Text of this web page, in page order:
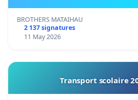
BROTHERS MATAIHAU
2 137 signatures
11 May 2026
Transport scolaire